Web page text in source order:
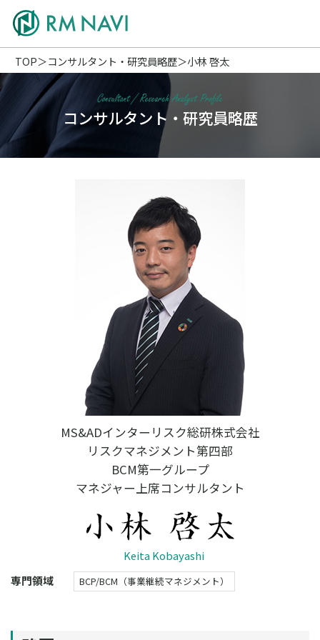
TOP コンサルタント・研究員略歴 小林 啓太
コンサルタント・研究員略歴
MS&ADインターリスク総研株式会社
リスクマネジメント第四部
BCM第一グループ
マネジャー上席コンサルタント
Keita Kobayashi
専門領域
BCP/BCM（事業継続マネジメント）